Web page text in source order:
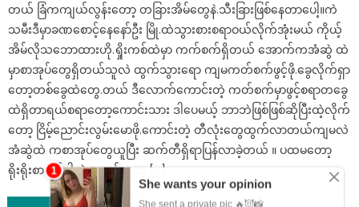
တယ် ခြံကကျယ်လွန်းတော့ တခြားအိမ်တွေနဲ.သီးခြားဖြစ်နေတာပေါ့။ကဲ
သမီးဒီမှာခဏစောင့်နေနော်ဦး မြို.ထဲသွားစားစရာဝယ်လိုက်အုံးမယ် ကိုယ့်
အိမ်လိုသဘောထားဟို.ရှိုးကစ်ထဲမှာ ကက်စက်ရှိတယ် အောက်ကအံဆွဲ ထဲ
မှာစာအုပ်တွေရှိတယ်သူလဲ ထွက်သွားရော ကျမကတ်စက်ဖွင့်ဖို.ခွေလိုက်ရှာ
တော့တစ်ခွေထဲတွေ.တယ် ဒီလောက်ကောင်းတဲ့ ကတ်စက်မှာဖွင့်စရာတခွေ
ထဲရှိတာရယ်စရာတော့ကောင်းသား ဒါပေမယ့် ဘာဘဲဖြစ်ဖြစ်ဆိုပြီးထဲ့လိုက်
တော့ ငြိမ့်ညောင်းလွမ်းမောဖို.ကောင်းတဲ့ တီလုံးတွေထွက်လာတယ်ကျမလဲ
အံဆွဲထဲ ကစာအုပ်တွေယူပြီး ဆက်တီရှိရာပြန်လာခဲ့တယ် ။ ပထမတော့
ရိုးရိုးစာအုပ်ပါဘဲ နောက်တော့ […]